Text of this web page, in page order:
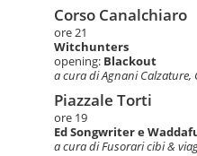
Corso Canalchiaro
ore 21
Witchunters
opening: Blackout
a cura di Agnani Calzature,
Piazzale Torti
ore 19
Ed Songwriter e
a cura di Fusorari cibi &